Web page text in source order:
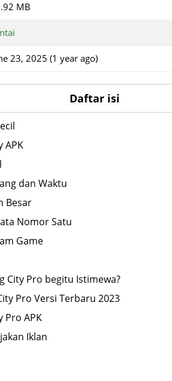
MB
23, 2025 (1 year ago)
Daftar isi
APK
dan Waktu
Besar
Nomor Satu
Game
City Pro begitu Istimewa?
Pro Versi Terbaru 2023
Pro APK
Iklan